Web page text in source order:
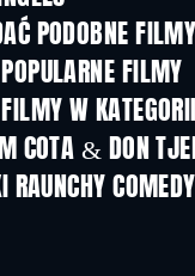
PODOBNE
FILMY
W KATEGORII
COTA & DON
RAUNCHY COMEDY